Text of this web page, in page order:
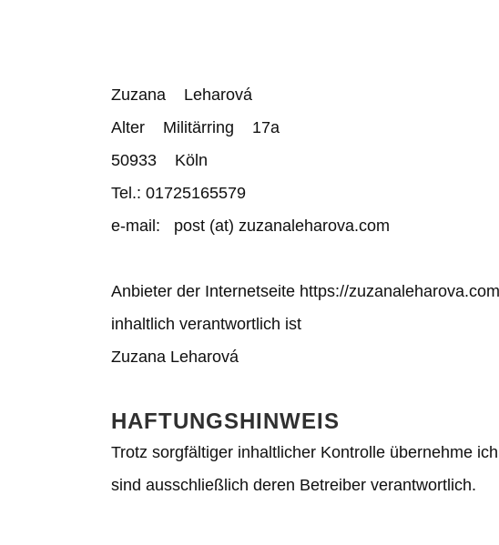
Zuzana Leharová
Alter Militärring 17a
50933 Köln
Tel.: 01725165579
e-mail: post (at) zuzanaleharova.com
Anbieter der Internetseite https://
inhaltlich verantwortlich ist
Zuzana Leharová
HAFTUNGSHINWEIS
Trotz sorgfältiger inhaltlicher Kontrolle übernehme
sind ausschließlich deren Betreiber verantwortlich.